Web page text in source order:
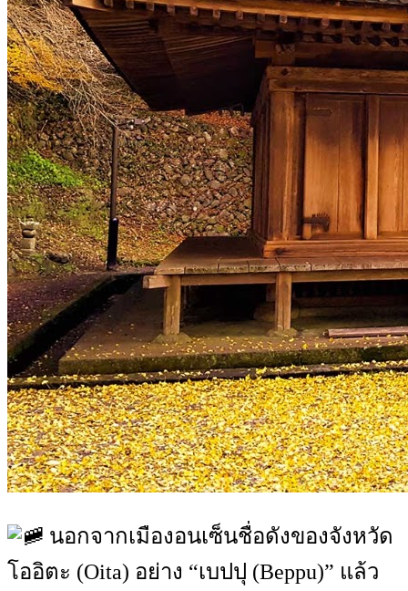
นอกจากเมืองอนเซ็นชื่อดังของจังหวัด
โออิตะ (Oita) อย่าง “เบปปุ (Beppu)” แล้ว